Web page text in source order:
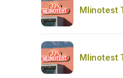
Mlinotest
Mlinotest